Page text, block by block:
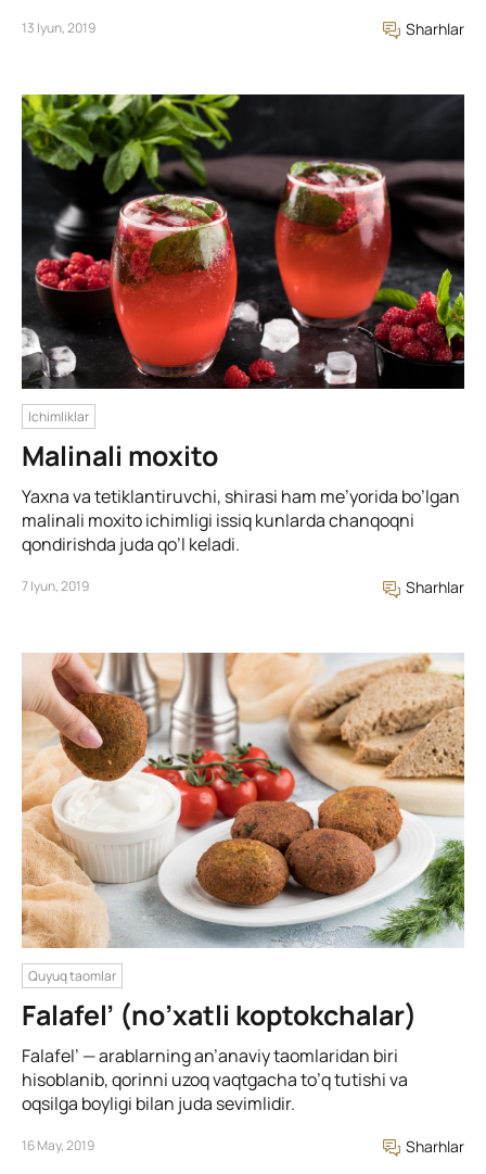
13 Iyun, 2019 Sharhlar
Ichimliklar
Malinali moxito
Yaxna va tetiklantiruvchi, shirasi ham me’yorida bo’lgan
malinali moxito ichimligi issiq kunlarda chanqoqni
qondirishda juda qo’l keladi.
7 Iyun, 2019 Sharhlar
Quyuq taomlar
Falafel’ (no’xatli koptokchalar)
Falafel’ — arablarning an’anaviy taomlaridan biri
hisoblanib, qorinni uzoq vaqtgacha to’q tutishi va
oqsilga boyligi bilan juda sevimlidir.
16 May, 2019 Sharhlar